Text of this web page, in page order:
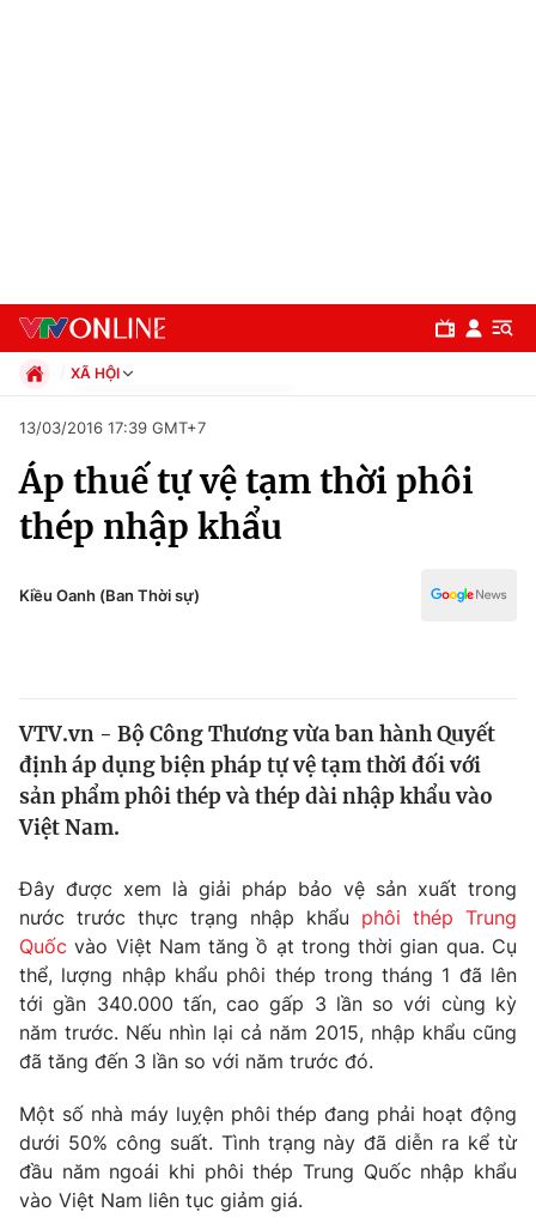
Chuyên mục
Chính trị
Y tế
Thế giới
Thế giới đó đây
Câu chuyện quốc tế
Kinh tế
Tài chính
Thị trường
Góc doanh nghiệp
Dữ liệu và đời sống
Truyền hình
Phim VTV
Hậu trường
Nhân vật
Giải trí
Điện ảnh
Âm nhạc
Đời sống
XÃ HỘI
Xã hội
Pháp luật
Thể thao
Văn hóa - Giải trí
Giáo dục
13/03/2016 17:39 GMT+7
Áp thuế tự vệ tạm thời phôi
thép nhập khẩu
Kiều Oanh (Ban Thời sự)
VTV.vn - Bộ Công Thương vừa ban hành Quyết
định áp dụng biện pháp tự vệ tạm thời đối với
sản phẩm phôi thép và thép dài nhập khẩu vào
Việt Nam.
Đây được xem là giải pháp bảo vệ sản xuất trong
nước trước thực trạng nhập khẩu phôi thép Trung
Quốc vào Việt Nam tăng ồ ạt trong thời gian qua. Cụ
thể, lượng nhập khẩu phôi thép trong tháng 1 đã lên
tới gần 340.000 tấn, cao gấp 3 lần so với cùng kỳ
năm trước. Nếu nhìn lại cả năm 2015, nhập khẩu cũng
đã tăng đến 3 lần so với năm trước đó.
Một số nhà máy luỵện phôi thép đang phải hoạt động
dưới 50% công suất. Tình trạng này đã diễn ra kể từ
đầu năm ngoái khi phôi thép Trung Quốc nhập khẩu
vào Việt Nam liên tục giảm giá.